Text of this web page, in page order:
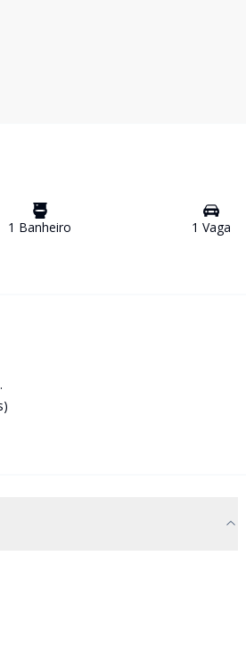
1 Banheiro 1 Vaga